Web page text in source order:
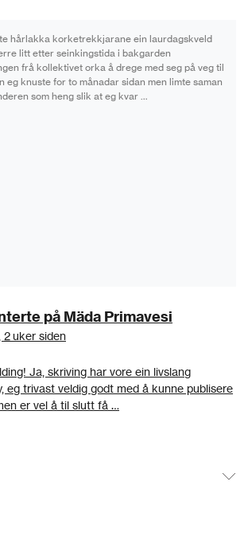
hårlakka korke­trekkjarane ein laurdagskveld
litt etter seinkingstida i bakgarden
frå kollektivet orka å drege med seg på veg til
eg knuste for to månadar sidan men limte saman
som heng slik at eg kvar …
på Mäda Primavesi
2 uker siden
Ja, skriving har vore ein livslang
eg trivast veldig godt med å kunne publisere
er vel å til slutt få …